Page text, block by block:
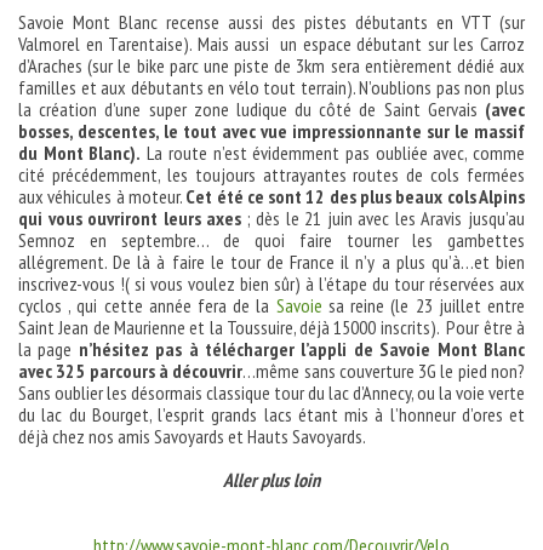
Savoie Mont Blanc recense aussi des pistes débutants en VTT (sur
Valmorel en Tarentaise). Mais aussi un espace débutant sur les Carroz
d’Araches (sur le bike parc une piste de 3km sera entièrement dédié aux
familles et aux débutants en vélo tout terrain). N’oublions pas non plus
la création d’une super zone ludique du côté de Saint Gervais (avec
bosses, descentes, le tout avec vue impressionnante sur le massif
du Mont Blanc). La route n’est évidemment pas oubliée avec, comme
cité précédemment, les toujours attrayantes routes de cols fermées
aux véhicules à moteur. Cet été ce sont 12 des plus beaux cols Alpins
qui vous ouvriront leurs axes ; dès le 21 juin avec les Aravis jusqu’au
Semnoz en septembre… de quoi faire tourner les gambettes
allégrement. De là à faire le tour de France il n’y a plus qu’à…et bien
inscrivez-vous !( si vous voulez bien sûr) à l’étape du tour réservées aux
cyclos , qui cette année fera de la Savoie sa reine (le 23 juillet entre
Saint Jean de Maurienne et la Toussuire, déjà 15000 inscrits). Pour être à
la page n’hésitez pas à télécharger l’appli de Savoie Mont Blanc
avec 325 parcours à découvrir…même sans couverture 3G le pied non?
Sans oublier les désormais classique tour du lac d’Annecy, ou la voie verte
du lac du Bourget, l’esprit grands lacs étant mis à l’honneur d’ores et
déjà chez nos amis Savoyards et Hauts Savoyards.
Aller plus loin